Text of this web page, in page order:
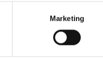
Marketing